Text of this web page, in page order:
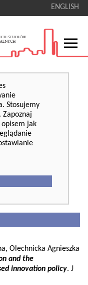
ENGLISH
Stosujemy
Zapoznaj
opisem jak
Olechnicka Agnieszka
and the
innovation policy. J